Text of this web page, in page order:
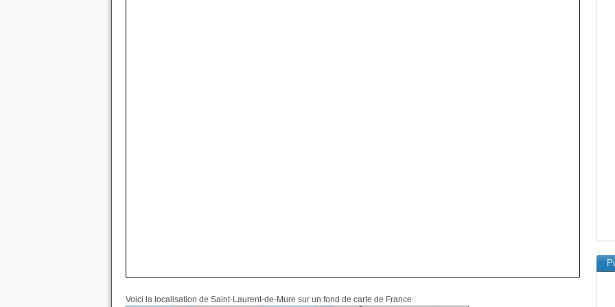
Voici la localisation de Saint-Laurent-de-Mure sur un fond de carte de France :